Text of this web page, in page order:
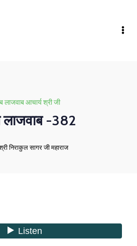
लाजवाब आचार्य श्री जी
लाजवाब -382
निराकुल सागर जी महाराज